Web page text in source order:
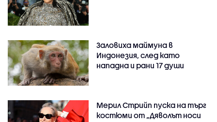
Заловиха маймуна в
Индонезия, след като
нападна и рани 17 души
Мерил Стрийп пуска на търг
костюми от „Дяволът носи